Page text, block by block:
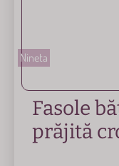
Nineta
Fasole
prăjită